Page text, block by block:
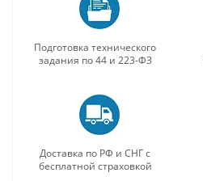
Подготовка технического
задания по 44 и 223-ФЗ
Доставка по РФ и СНГ с
бесплатной страховкой